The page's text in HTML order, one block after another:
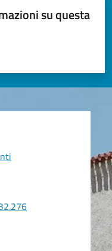
su questa